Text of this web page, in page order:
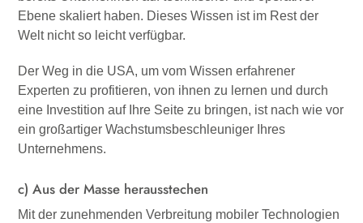
Ebene skaliert haben. Dieses Wissen ist im Rest der
Welt nicht so leicht verfügbar.
Der Weg in die USA, um vom Wissen erfahrener
Experten zu profitieren, von ihnen zu lernen und durch
eine Investition auf Ihre Seite zu bringen, ist nach wie vor
ein großartiger Wachstumsbeschleuniger Ihres
Unternehmens.
c) Aus der Masse herausstechen
Mit der zunehmenden Verbreitung mobiler Technologien